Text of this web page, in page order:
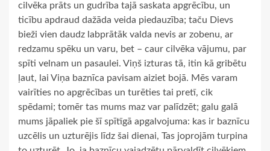
cilvēka prāts un gudrība tajā saskata apgrēcību, un
ticību apdraud dažāda veida piedauzība; taču Dievs
bieži vien daudz labprātāk valda nevis ar zobenu, ar
redzamu spēku un varu, bet – caur cilvēka vājumu, par
spīti velnam un pasaulei. Viņš izturas tā, itin kā gribētu
ļaut, lai Viņa baznīca pavisam aiziet bojā. Mēs varam
vairīties no apgrēcības un turēties tai pretī, cik
spēdami; tomēr tas mums maz var palīdzēt; galu galā
mums jāpaliek pie šī spītīgā apgalvojuma: kas ir baznīcu
uzcēlis un uzturējis līdz šai dienai, Tas joprojām turpina